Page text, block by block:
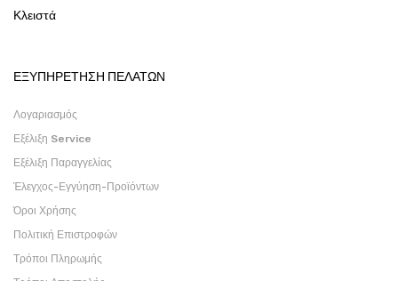
Κλειστά
ΕΞΥΠΗΡΕΤΗΣΗ ΠΕΛΑΤΩΝ
Λογαριασμός
Εξέλιξη Service
Εξέλιξη Παραγγελίας
Έλεγχος-Εγγύηση-Προϊόντων
Όροι Χρήσης
Πολιτική Επιστροφών
Τρόποι Πληρωμής